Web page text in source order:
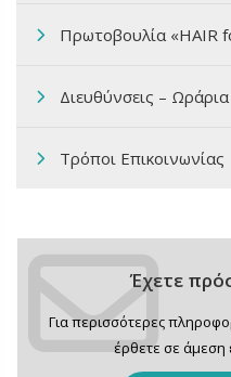
Πρωτοβουλία «HAIR
Διευθύνσεις –
Τρόποι Επικοινωνίας
Έχετε
Για περισσότερες
έρθετε σε άμεση